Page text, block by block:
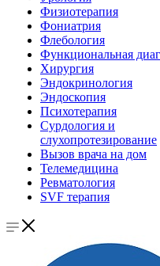
Физиотерапия
Фониатрия
Флебология
Функциональная
Хирургия
Эндокринология
Эндоскопия
Психотерапия
Сурдология и
слухопротезирование
Вызов врача на дом
Телемедицина
Ревматология
SVF терапия